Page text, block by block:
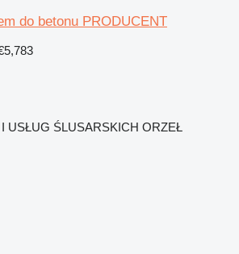
do betonu PRODUCENT
USŁUG ŚLUSARSKICH ORZEŁ